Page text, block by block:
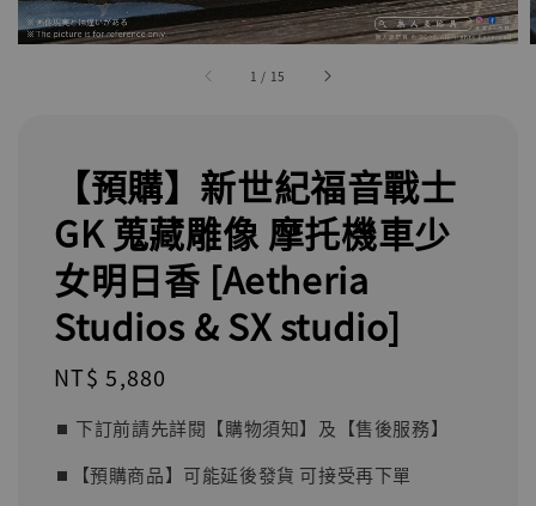
1 / 15
【預購】新世紀福音戰士
GK 蒐藏雕像 摩托機車少
女明日香 [Aetheria
Studios & SX studio]
Regular
NT$ 5,880
⏹︎ 下訂前請先詳閱【購物須知】及【售後服務】
⏹︎【預購商品】可能延後發貨 可接受再下單